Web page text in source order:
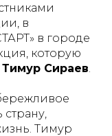
в
в городе
которую
Тимур Сираев.
Тимур